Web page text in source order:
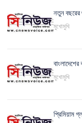
নতুন বছরের
মুখোমুখি
মুখোমুখি
প্রিমিয়াম